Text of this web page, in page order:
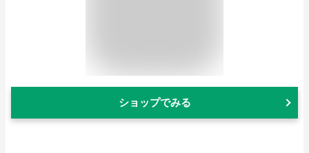
ショップでみる